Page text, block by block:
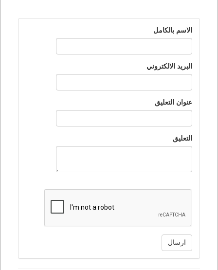
الاسم بالكامل
البريد الالكتروني
عنوان التعليق
التعليق
ارسال